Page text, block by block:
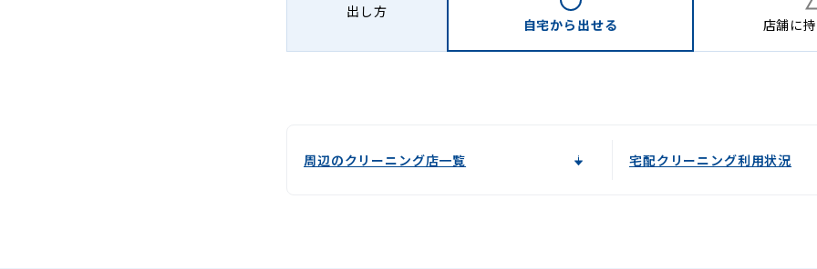
出し方
自宅から 出せる 店舗に
周辺のクリーニング店一覧 宅配クリーニング利用状況